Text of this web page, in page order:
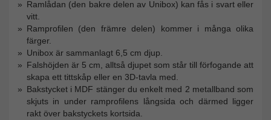
Ramlådan (den bakre delen av Unibox) kan fås i svart eller
vitt.
Ramprofilen (den främre delen) kommer i många olika
färger.
Unibox är sammanlagt 6,5 cm djup.
Falshöjden är 5 cm, alltså djupet som står till förfogande att
skapa ett tittskåp eller en 3D-tavla med.
Bakstycket i MDF stänger du enkelt med 2 metallband som
skjuts in under ramprofilens långsida och därmed ligger
rakt över bakstyckets kortsida.